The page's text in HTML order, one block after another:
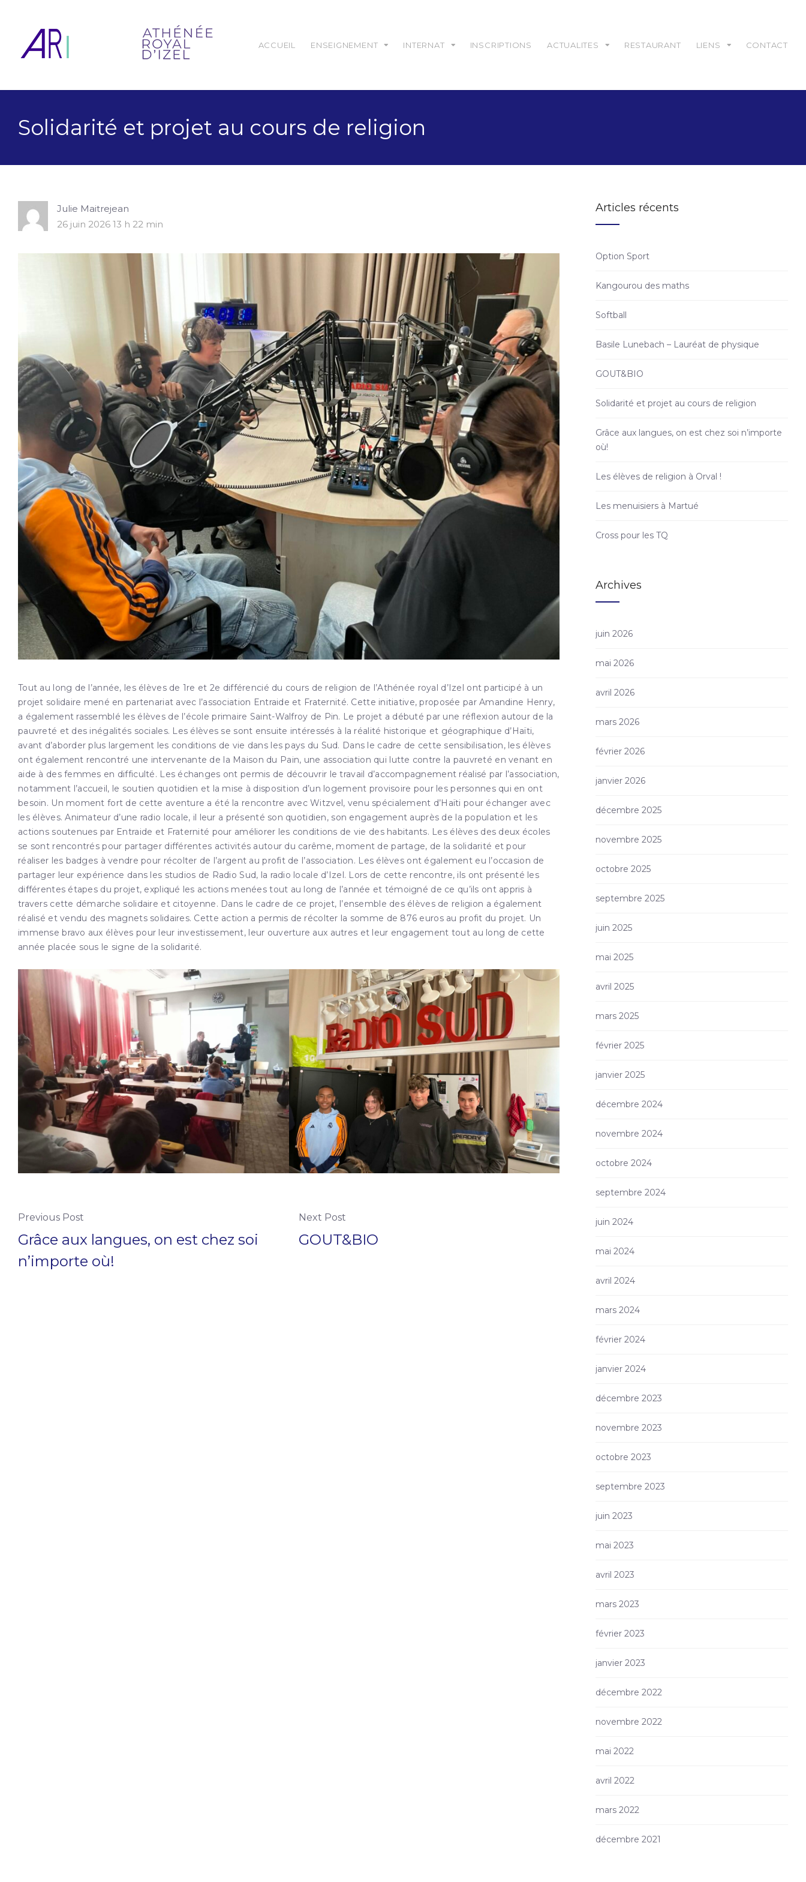
ACCUEIL ENSEIGNEMENT INTERNAT INSCRIPTIONS ACTUALITES RESTAURANT LIENS CONTACT
Solidarité et projet au cours de religion
Julie Maitrejean
26 juin 2026 13 h 22 min
Tout au long de l’année, les élèves de 1re et 2e différencié du cours de religion de l’Athénée royal d’Izel ont participé à un
projet solidaire mené en partenariat avec l’association Entraide et Fraternité. Cette initiative, proposée par Amandine Henry,
a également rassemblé les élèves de l’école primaire Saint-Walfroy de Pin. Le projet a débuté par une réflexion autour de la
pauvreté et des inégalités sociales. Les élèves se sont ensuite intéressés à la réalité historique et géographique d’Haïti,
avant d’aborder plus largement les conditions de vie dans les pays du Sud. Dans le cadre de cette sensibilisation, les élèves
ont également rencontré une intervenante de la Maison du Pain, une association qui lutte contre la pauvreté en venant en
aide à des femmes en difficulté. Les échanges ont permis de découvrir le travail d’accompagnement réalisé par l’association,
notamment l’accueil, le soutien quotidien et la mise à disposition d’un logement provisoire pour les personnes qui en ont
besoin. Un moment fort de cette aventure a été la rencontre avec Witzvel, venu spécialement d’Haïti pour échanger avec
les élèves. Animateur d’une radio locale, il leur a présenté son quotidien, son engagement auprès de la population et les
actions soutenues par Entraide et Fraternité pour améliorer les conditions de vie des habitants. Les élèves des deux écoles
se sont rencontrés pour partager différentes activités autour du carême, moment de partage, de la solidarité et pour
réaliser les badges à vendre pour récolter de l’argent au profit de l’association. Les élèves ont également eu l’occasion de
partager leur expérience dans les studios de Radio Sud, la radio locale d’Izel. Lors de cette rencontre, ils ont présenté les
différentes étapes du projet, expliqué les actions menées tout au long de l’année et témoigné de ce qu’ils ont appris à
travers cette démarche solidaire et citoyenne. Dans le cadre de ce projet, l’ensemble des élèves de religion a également
réalisé et vendu des magnets solidaires. Cette action a permis de récolter la somme de 876 euros au profit du projet. Un
immense bravo aux élèves pour leur investissement, leur ouverture aux autres et leur engagement tout au long de cette
année placée sous le signe de la solidarité.
Previous Post
Grâce aux langues, on est chez soi
n’importe où!
Next Post
GOUT&BIO
Articles récents
Option Sport
Kangourou des maths
Softball
Basile Lunebach – Lauréat de physique
GOUT&BIO
Solidarité et projet au cours de religion
Grâce aux langues, on est chez soi n’importe
où!
Les élèves de religion à Orval !
Les menuisiers à Martué
Cross pour les TQ
Archives
juin 2026
mai 2026
avril 2026
mars 2026
février 2026
janvier 2026
décembre 2025
novembre 2025
octobre 2025
septembre 2025
juin 2025
mai 2025
avril 2025
mars 2025
février 2025
janvier 2025
décembre 2024
novembre 2024
octobre 2024
septembre 2024
juin 2024
mai 2024
avril 2024
mars 2024
février 2024
janvier 2024
décembre 2023
novembre 2023
octobre 2023
septembre 2023
juin 2023
mai 2023
avril 2023
mars 2023
février 2023
janvier 2023
décembre 2022
novembre 2022
mai 2022
avril 2022
mars 2022
décembre 2021